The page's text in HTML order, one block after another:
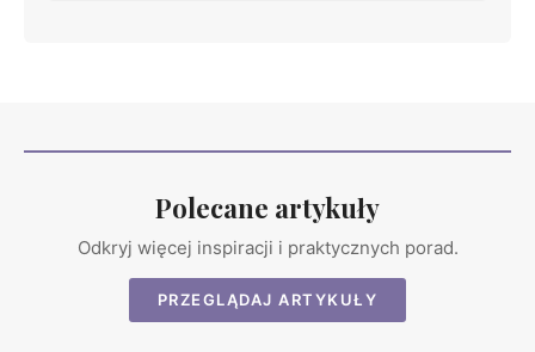
Polecane artykuły
Odkryj więcej inspiracji i praktycznych porad.
PRZEGLĄDAJ ARTYKUŁY